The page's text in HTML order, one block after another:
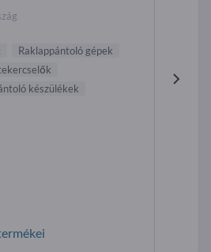
Raklappántoló gépek
készülékek